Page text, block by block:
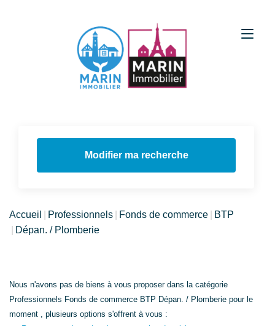
Modifier ma recherche
Accueil Professionnels Fonds de commerce
BTP
Dépan. / Plomberie
Nous n'avons pas de biens à vous proposer dans la catégorie
Professionnels Fonds de commerce BTP Dépan. / Plomberie pour le
moment , plusieurs options s'offrent à vous :